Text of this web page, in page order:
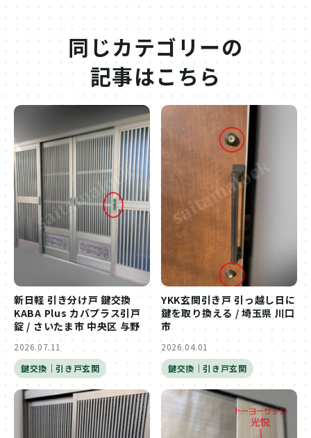
同じカテゴリーの
記事はこちら
新日軽 引き分け戸 鍵交換
KABA Plus カバプラス引戸
錠 / さいたま市 中央区 与野
2026.07.11
鍵交換｜引き戸玄関
YKK玄関引き戸 引っ越し日に
鍵を取り換える / 埼玉県 川口
市
2026.04.01
鍵交換｜引き戸玄関